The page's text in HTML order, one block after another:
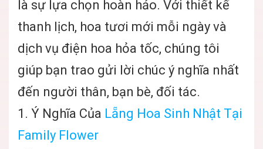
là sự lựa chọn hoàn hảo. Với thiết kế
thanh lịch, hoa tươi mới mỗi ngày và
dịch vụ điện hoa hỏa tốc, chúng tôi
giúp bạn trao gửi lời chúc ý nghĩa nhất
đến người thân, bạn bè, đối tác.
1. Ý Nghĩa Của Lẵng Hoa Sinh Nhật Tại
Family Flower